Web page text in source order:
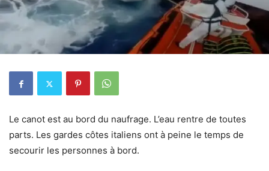
Le canot est au bord du naufrage. L’eau rentre de toutes
parts. Les gardes côtes italiens ont à peine le temps de
secourir les personnes à bord.